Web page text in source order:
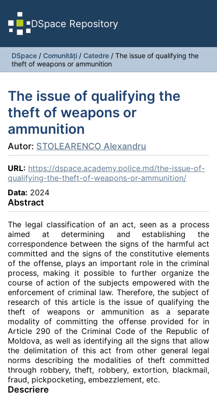
DSpace Repository
DSpace / Comunități / Catedre / The issue of qualifying the
theft of weapons or ammunition
The issue of qualifying the
theft of weapons or
ammunition
Autor: STOLEARENCO Alexandru
URL: https://dspace.academy.police.md/the-issue-of-
qualifying-the-theft-of-weapons-or-ammunition/
Data: 2024
Abstract
The legal classification of an act, seen as a process
aimed at determining and establishing the
correspondence between the signs of the harmful act
committed and the signs of the constitutive elements
of the offense, plays an important role in the criminal
process, making it possible to further organize the
course of action of the subjects empowered with the
enforcement of criminal law. Therefore, the subject of
research of this article is the issue of qualifying the
theft of weapons or ammunition as a separate
modality of committing the offense provided for in
Article 290 of the Criminal Code of the Republic of
Moldova, as well as identifying all the signs that allow
the delimitation of this act from other general legal
norms describing the modalities of theft committed
through robbery, theft, robbery, extortion, blackmail,
fraud, pickpocketing, embezzlement, etc.
Descriere